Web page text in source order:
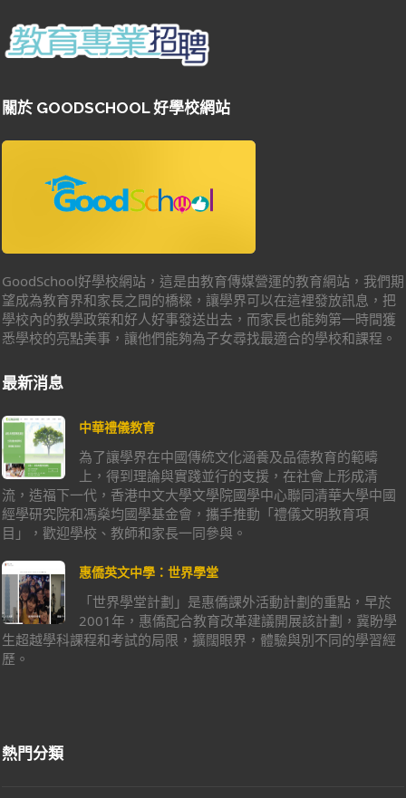
關於 GOODSCHOOL 好學校網站
GoodSchool好學校網站，這是由教育傳媒營運的教育網站，我們期
望成為教育界和家長之間的橋樑，讓學界可以在這裡發放訊息，把
學校內的教學政策和好人好事發送出去，而家長也能夠第一時間獲
悉學校的亮點美事，讓他們能夠為子女尋找最適合的學校和課程。
最新消息
中華禮儀教育
為了讓學界在中國傳統文化涵養及品德教育的範疇
上，得到理論與實踐並行的支援，在社會上形成清
流，造福下一代，香港中文大學文學院國學中心聯同清華大學中國
經學研究院和馮燊均國學基金會，攜手推動「禮儀文明教育項
目」，歡迎學校、教師和家長一同參與。
惠僑英文中學：世界學堂
「世界學堂計劃」是惠僑課外活動計劃的重點，早於
2001年，惠僑配合教育改革建議開展該計劃，冀盼學
生超越學科課程和考試的局限，擴闊眼界，體驗與別不同的學習經
歷。
熱門分類